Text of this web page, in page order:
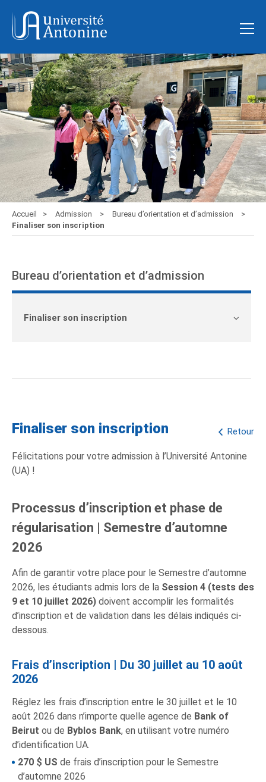
Accueil Admission
Bureau d’orientation et d’admission
Finaliser son inscription
Bureau d’orientation et d’admission
Finaliser son inscription
Retour
Finaliser son inscription
Félicitations pour votre admission à l’Université Antonine
(UA) !
Processus d’inscription et phase de
régularisation | Semestre d’automne
2026
Afin de garantir votre place pour le Semestre d’automne
2026, les étudiants admis lors de la Session 4 (tests des
9 et 10 juillet 2026) doivent accomplir les formalités
d’inscription et de validation dans les délais indiqués ci-
dessous.
Frais d’inscription | Du 30 juillet au 10 août
2026
Réglez les frais d’inscription entre le 30 juillet et le 10
août 2026 dans n’importe quelle agence de Bank of
Beirut ou de Byblos Bank, en utilisant votre numéro
d’identification UA.
270 $ US de frais d’inscription pour le Semestre
d’automne 2026